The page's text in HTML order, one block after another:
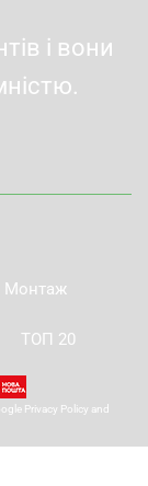
і вони
Монтаж
ТОП 20
Privacy Policy and